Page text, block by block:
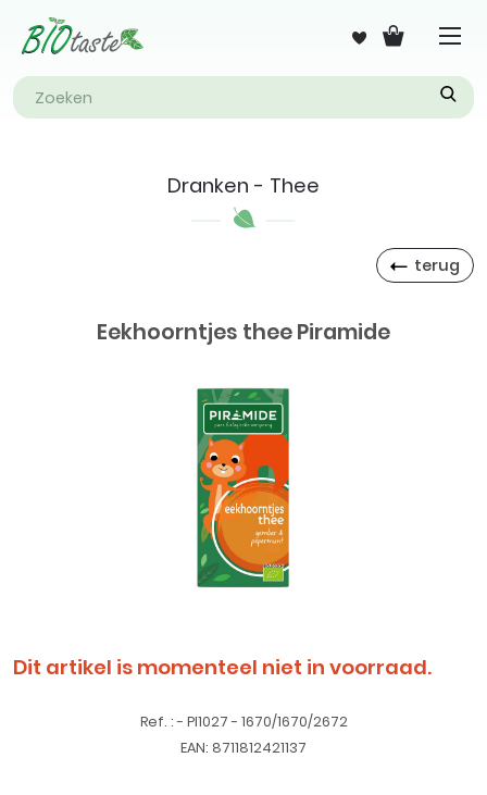
Dranken - Thee
terug
Eekhoorntjes thee Piramide
Dit artikel is momenteel niet in voorraad.
Ref. : - PI1027 - 1670/1670/2672
EAN: 8711812421137